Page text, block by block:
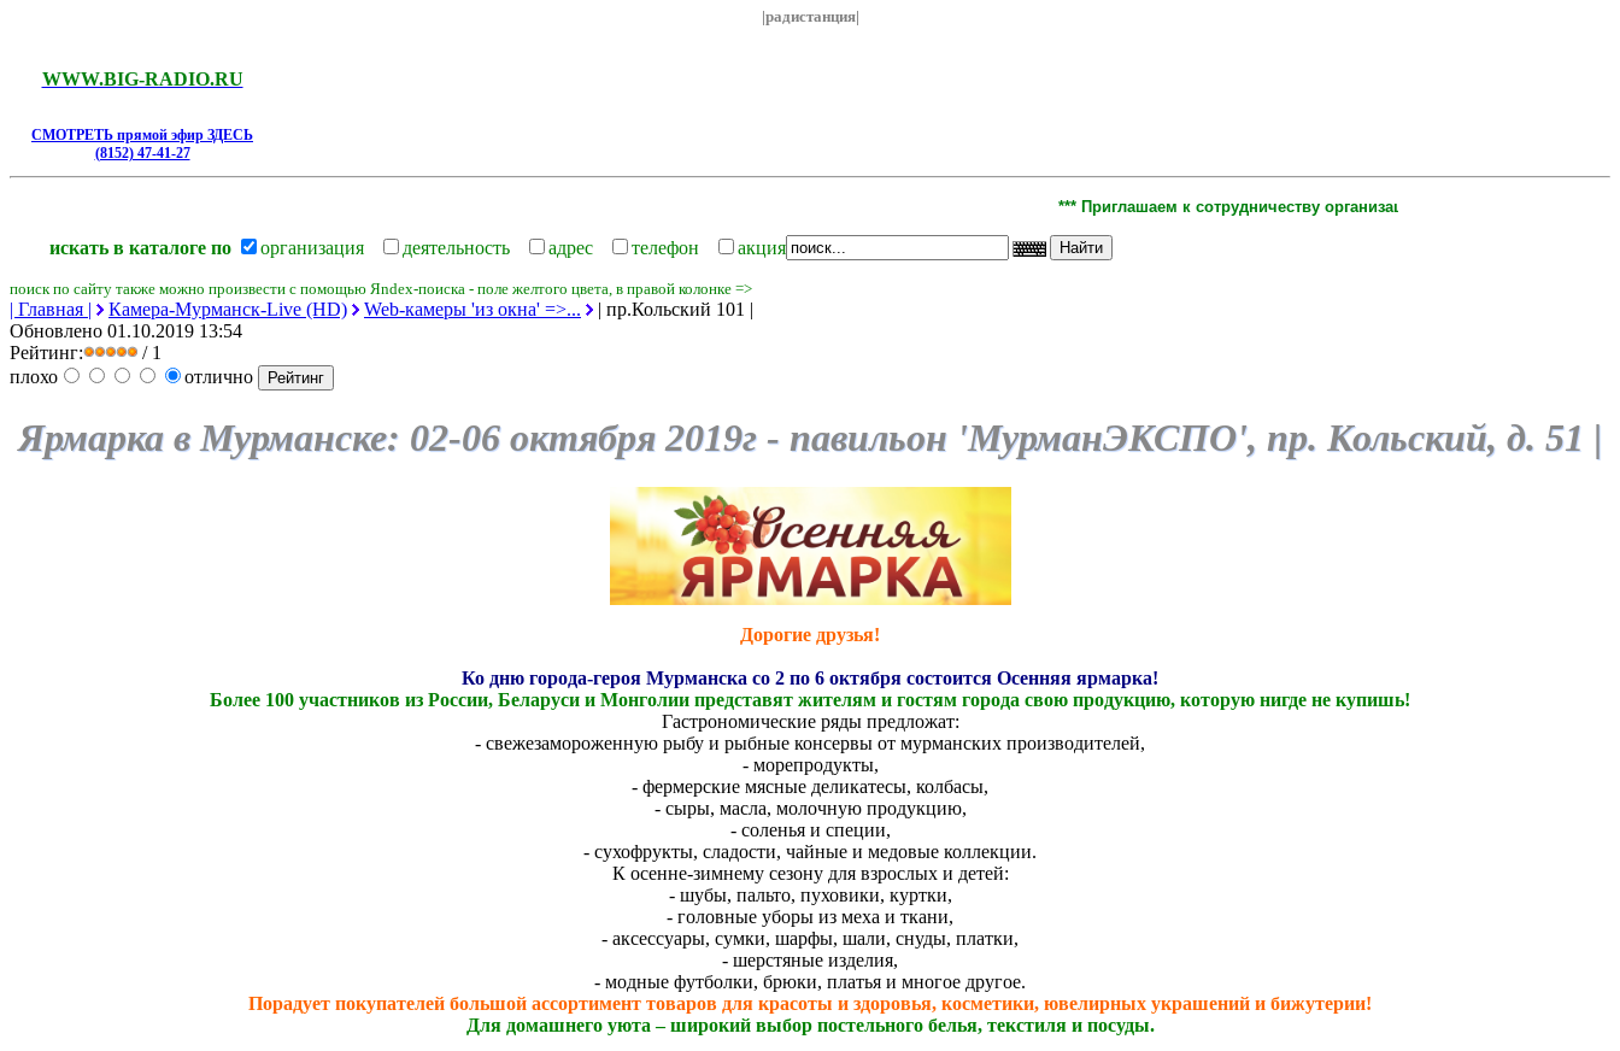
|радистанция|
WWW.BIG-RADIO.RU
СМОТРЕТЬ прямой эфир ЗДЕСЬ
(8152) 47-41-27
*** Приглашаем к сотрудничеству организации и индивидуальных
искать в каталоге по организация деятельность адрес телефон акция
поиск по сайту также можно произвести с помощью Яndex-поиска - поле желтого цвета, в правой колонке =>
| Главная | Камера-Мурманск-Live (HD) Web-камеры 'из окна' =>...
| пр.Кольский 101 |
Обновлено 01.10.2019 13:54
Рейтинг:
/ 1
плохо
отлично
Ярмарка в Мурманске: 02-06 октября 2019г - павильон 'МурманЭКСПО', пр. Кольский, д. 51 |
Дорогие друзья!
Ко дню города-героя Мурманска со 2 по 6 октября состоится Осенняя ярмарка!
Более 100 участников из России, Беларуси и Монголии представят жителям и гостям города свою продукцию, которую нигде не купишь!
Гастрономические ряды предложат:
- свежезамороженную рыбу и рыбные консервы от мурманских производителей,
- морепродукты,
- фермерские мясные деликатесы, колбасы,
- сыры, масла, молочную продукцию,
- соленья и специи,
- сухофрукты, сладости, чайные и медовые коллекции.
К осенне-зимнему сезону для взрослых и детей:
- шубы, пальто, пуховики, куртки,
- головные уборы из меха и ткани,
- аксессуары, сумки, шарфы, шали, снуды, платки,
- шерстяные изделия,
- модные футболки, брюки, платья и многое другое.
Порадует покупателей большой ассортимент товаров для красоты и здоровья, косметики, ювелирных украшений и бижутерии!
Для домашнего уюта – широкий выбор постельного белья, текстиля и посуды.